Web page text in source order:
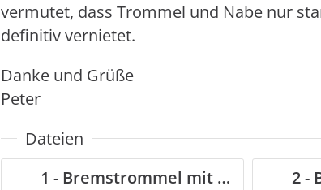
vermutet, dass Trommel und Nabe nur
definitiv vernietet.
Danke und Grüße
Peter
Dateien
1 - Bremstrommel mit Nabe 66555508.png